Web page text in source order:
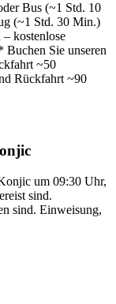
Bus (~1 Std. 10
(~1 Std. 30 Min.)
kostenlose
Sie unseren
~50
Rückfahrt ~90
um 09:30 Uhr,
sind.
sind. Einweisung,